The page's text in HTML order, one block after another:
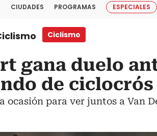
CIUDADES PROGRAMAS ESPECIALES
Ciclismo
gana duelo
de ciclocrós
ocasión para ver juntos a Van